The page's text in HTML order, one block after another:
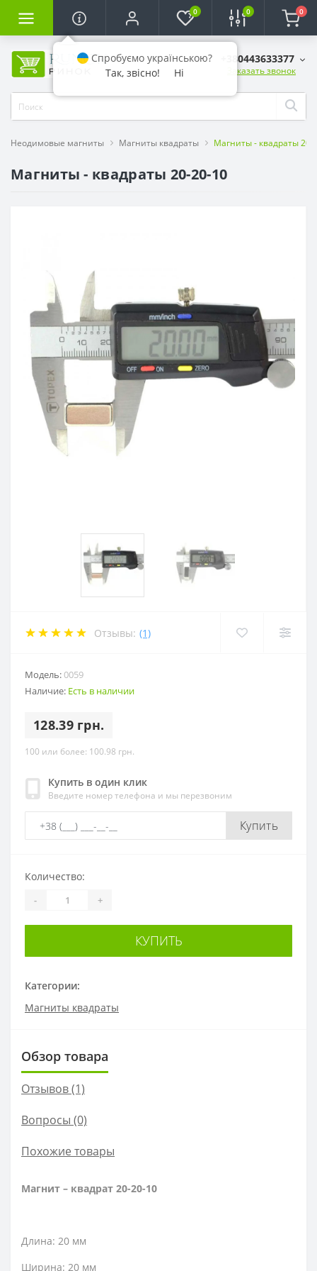
0 0 0
+380443633377
Заказать звонок
Неодимовые магниты Магниты квадраты Магниты - квадраты 20-
Магниты - квадраты 20-20-10
Отзывы: (1)
Модель:0059
Наличие: Есть в наличии
128.39 грн.
100 или более: 100.98 грн.
Купить в один клик
Введите номер телефона и мы перезвоним
Купить
Категории:
Магниты квадраты
Количество:
- +
КУПИТЬ
Обзор товара
Отзывов (1)
Вопросы (0)
Похожие товары
Магнит – квадрат 20-20-10
Длина: 20 мм
Ширина: 20 мм
Спробуємо українською?
Так, звісно!
Ні